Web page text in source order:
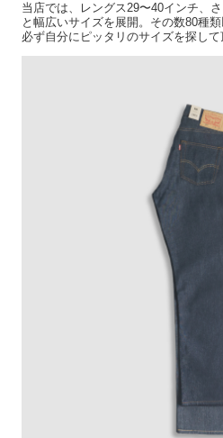
当店では、レングス29〜40インチ、
と幅広いサイズを展開。その数80種
必ず自分にピッタリのサイズを探して